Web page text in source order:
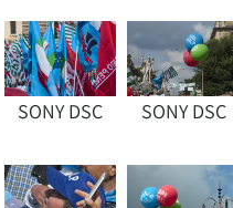
SONY DSC SONY DSC